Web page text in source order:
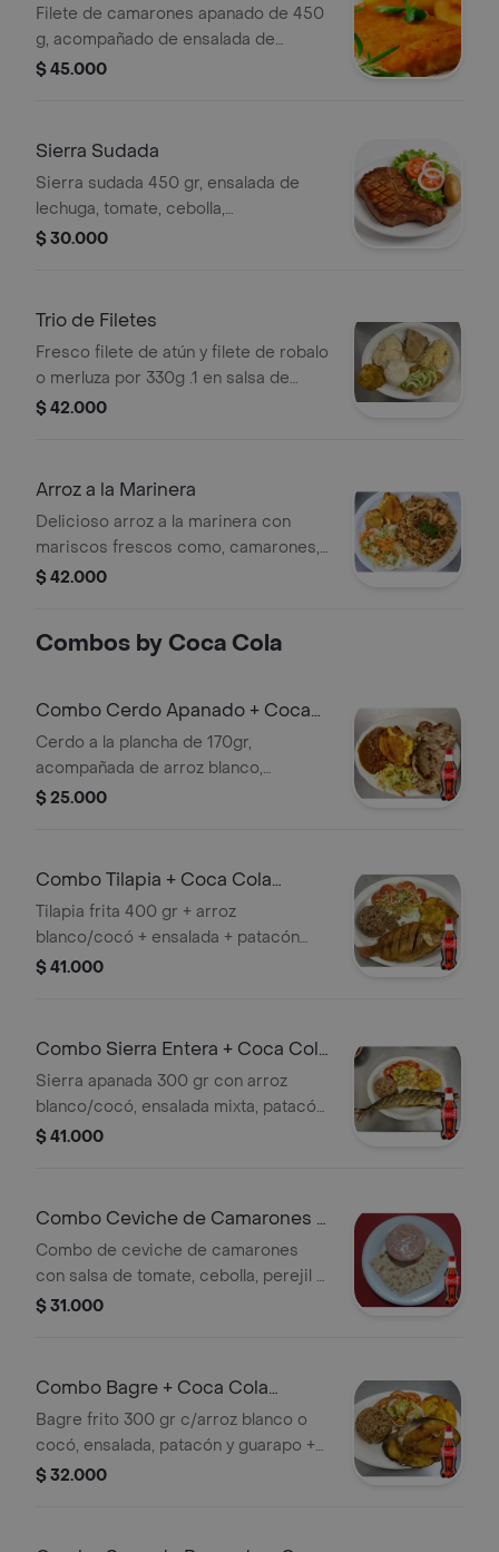
Filete de camarones apanado de 450
g, acompañado de ensalada de
lechuga, tomate y cebolla. Incluye
$ 45.000
Sierra Sudada
Sierra sudada 450 gr, ensalada de
lechuga, tomate, cebolla,
acompañamiento a elegir.
$ 30.000
Trio de Filetes
Fresco filete de atún y filete de robalo
o merluza por 330g .1 en salsa de
queso 2 en salsa de la casa y 3 al
sopa y guarapo.
$ 42.000
Arroz a la Marinera
Delicioso arroz a la marinera con
mariscos frescos como, camarones,
pulpo, caracol, calamar pota, y filete
tomate, cebolla, zanahoria, patacones
$ 42.000
Combos by Coca Cola
Combo Cerdo Apanado + Coca
Cola Original 250ML
Cerdo a la plancha de 170gr,
acompañada de arroz blanco,
ensalada de tomate, lechuga, cebolla,
$ 25.000
Combo Tilapia + Coca Cola
Original 250ML
Tilapia frita 400 gr + arroz
blanco/cocó + ensalada + patacón
sopa y guarapo + Gaseosa.
$ 41.000
Combo Sierra Entera + Coca Cola
Original 250ML
Sierra apanada 300 gr con arroz
blanco/cocó, ensalada mixta, patacón,
sopa, guarapo + Gaseosa
$ 41.000
Combo Ceviche de Camarones +
Coca Cola Original 250ML
Combo de ceviche de camarones
con salsa de tomate, cebolla, perejil y
limón, acompañado de una Coca Cola
$ 31.000
Combo Bagre + Coca Cola
Original 250ML
Bagre frito 300 gr c/arroz blanco o
cocó, ensalada, patacón y guarapo +
Gaseosa
$ 32.000